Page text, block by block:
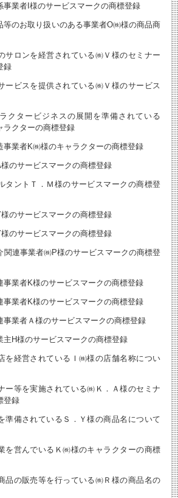
事業者I様のサービスマークの商標登録
等のお取り扱いのある事業者O㈱様の商品商
サロンを経営されている㈱Ｖ様のセミナー
録
ービスを提供されている㈱Ｖ様のサービス
クタービジネスの展開を準備されている
ラクターの商標登録
事業者K㈱様のキャラクターの商標登録
のサービスマークの商標登録
タントＴ．Ｍ様のサービスマークの商標登
のサービスマークの商標登録
のサービスマークの商標登録
関連事業者㈱P様のサービスマークの商標登
事業者K様のサービスマークの商標登録
事業者K様のサービスマークの商標登録
事業者Ａ様のサービスマークの商標登録
主H様のサービスマークの商標登録
を経営されているＩ㈱様の店舗名称につい
ー等を実施されている㈱Ｋ．Ａ様のセミナ
登録
準備されているＳ．Ｙ様の商品名について
を営んでいるＫ㈱様のキャラクターの商標
品の販売等を行っている㈱Ｒ様の商品名の